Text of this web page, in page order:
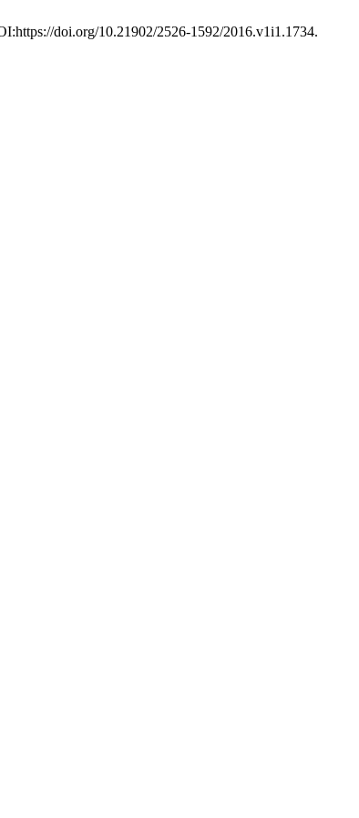
doi.org/10.21902/2526-1592/2016.v1i1.1734.